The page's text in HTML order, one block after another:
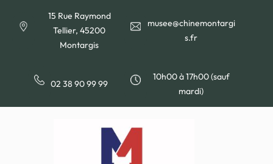
contenu
15 Rue Raymond
Tellier, 45200
Montargis
musee@chinemontargi
s.fr
02 38 90 99 99
10h00 à 17h00 (sauf
mardi)